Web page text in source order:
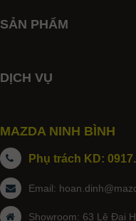
SẢN PHẨM
DỊCH VỤ
MAZDA NINH BÌNH
Phụ trách KD:
Email:
Showroom: 63 Lê Đại